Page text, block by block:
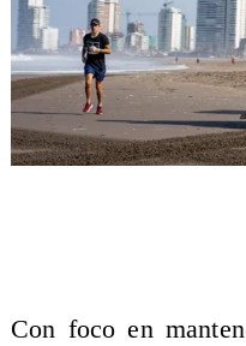
Con foco en